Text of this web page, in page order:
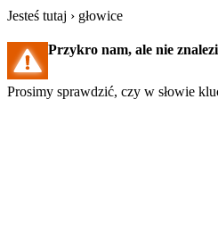
Jesteś tutaj › głowice
Przykro nam, ale nie
Prosimy sprawdzić, czy w słowie